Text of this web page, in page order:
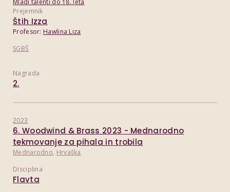
Mladi talenti do 18. leta
Prejemnik
Štih Izza
Profesor: Hawlina Liza
SGBŠ
Nagrada
2.
2023
6. Woodwind & Brass 2023 - Mednarodno
tekmovanje za pihala in trobila
Mednarodno, Hrvaška
Disciplina
Flavta